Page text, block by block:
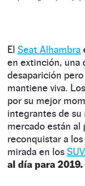
El Seat Alhambra
en extinción, una
desaparición
mantiene viva.
por su mejor
integrantes de su
mercado están al
reconquistar a
mirada en los
al día para 2019.